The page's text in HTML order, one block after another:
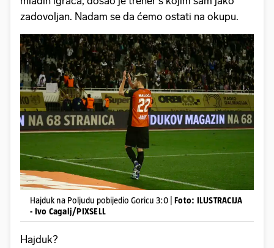
zadovoljan. Nadam se da ćemo ostati na okupu.
Hajduk na Poljudu pobijedio Goricu 3:0 | Foto: ILUSTRACIJA
- Ivo Cagalj/PIXSELL
Hajduk?